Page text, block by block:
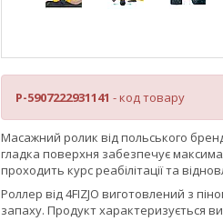
P-5907222931141 - код товару
Масажний ролик від польського
гладка поверхня забезпечує
проходить курс реабілітації та
Роллер від4FIZJO виготовлений з
запаху. Продукт характеризується